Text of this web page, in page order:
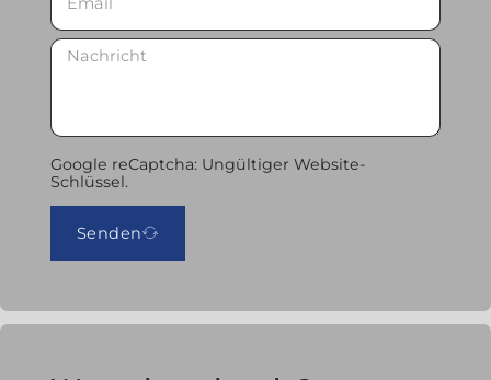
Google reCaptcha: Ungültiger Website-
Schlüssel.
Senden